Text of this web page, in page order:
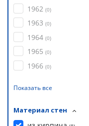
1962 (0)
1963 (0)
1964 (0)
1965 (0)
1966 (0)
Показать все
Материал стен